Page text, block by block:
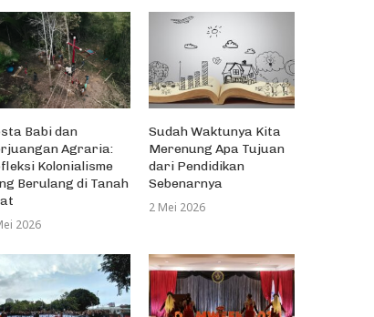
Babi dan
Agraria:
Kolonialisme
Berulang di Tanah
2026
Sudah Waktunya Kita
Merenung Apa Tujuan
dari Pendidikan
Sebenarnya
2 Mei 2026